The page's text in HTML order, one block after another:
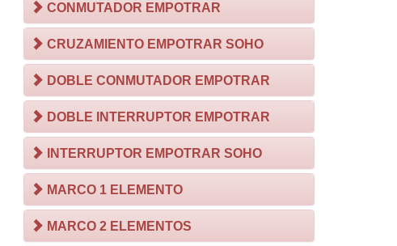
CONMUTADOR EMPOTRAR
CRUZAMIENTO EMPOTRAR SOHO
DOBLE CONMUTADOR EMPOTRAR
DOBLE INTERRUPTOR EMPOTRAR
INTERRUPTOR EMPOTRAR SOHO
MARCO 1 ELEMENTO
MARCO 2 ELEMENTOS